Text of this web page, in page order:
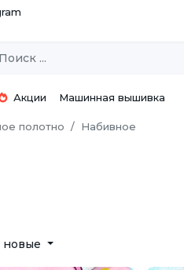
Акции Машинная вышивка
полотно Набивное
новые